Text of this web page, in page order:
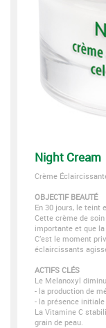
Night Cream
Crème
OBJECTIF BEAUTÉ
En 30 jours, le teint
Cette crème de
importante et que la
C’est le moment
éclaircissants
ACTIFS CLÉS
Le Melanoxyl
- la production de
- la présence initiale
La Vitamine C
grain de peau.